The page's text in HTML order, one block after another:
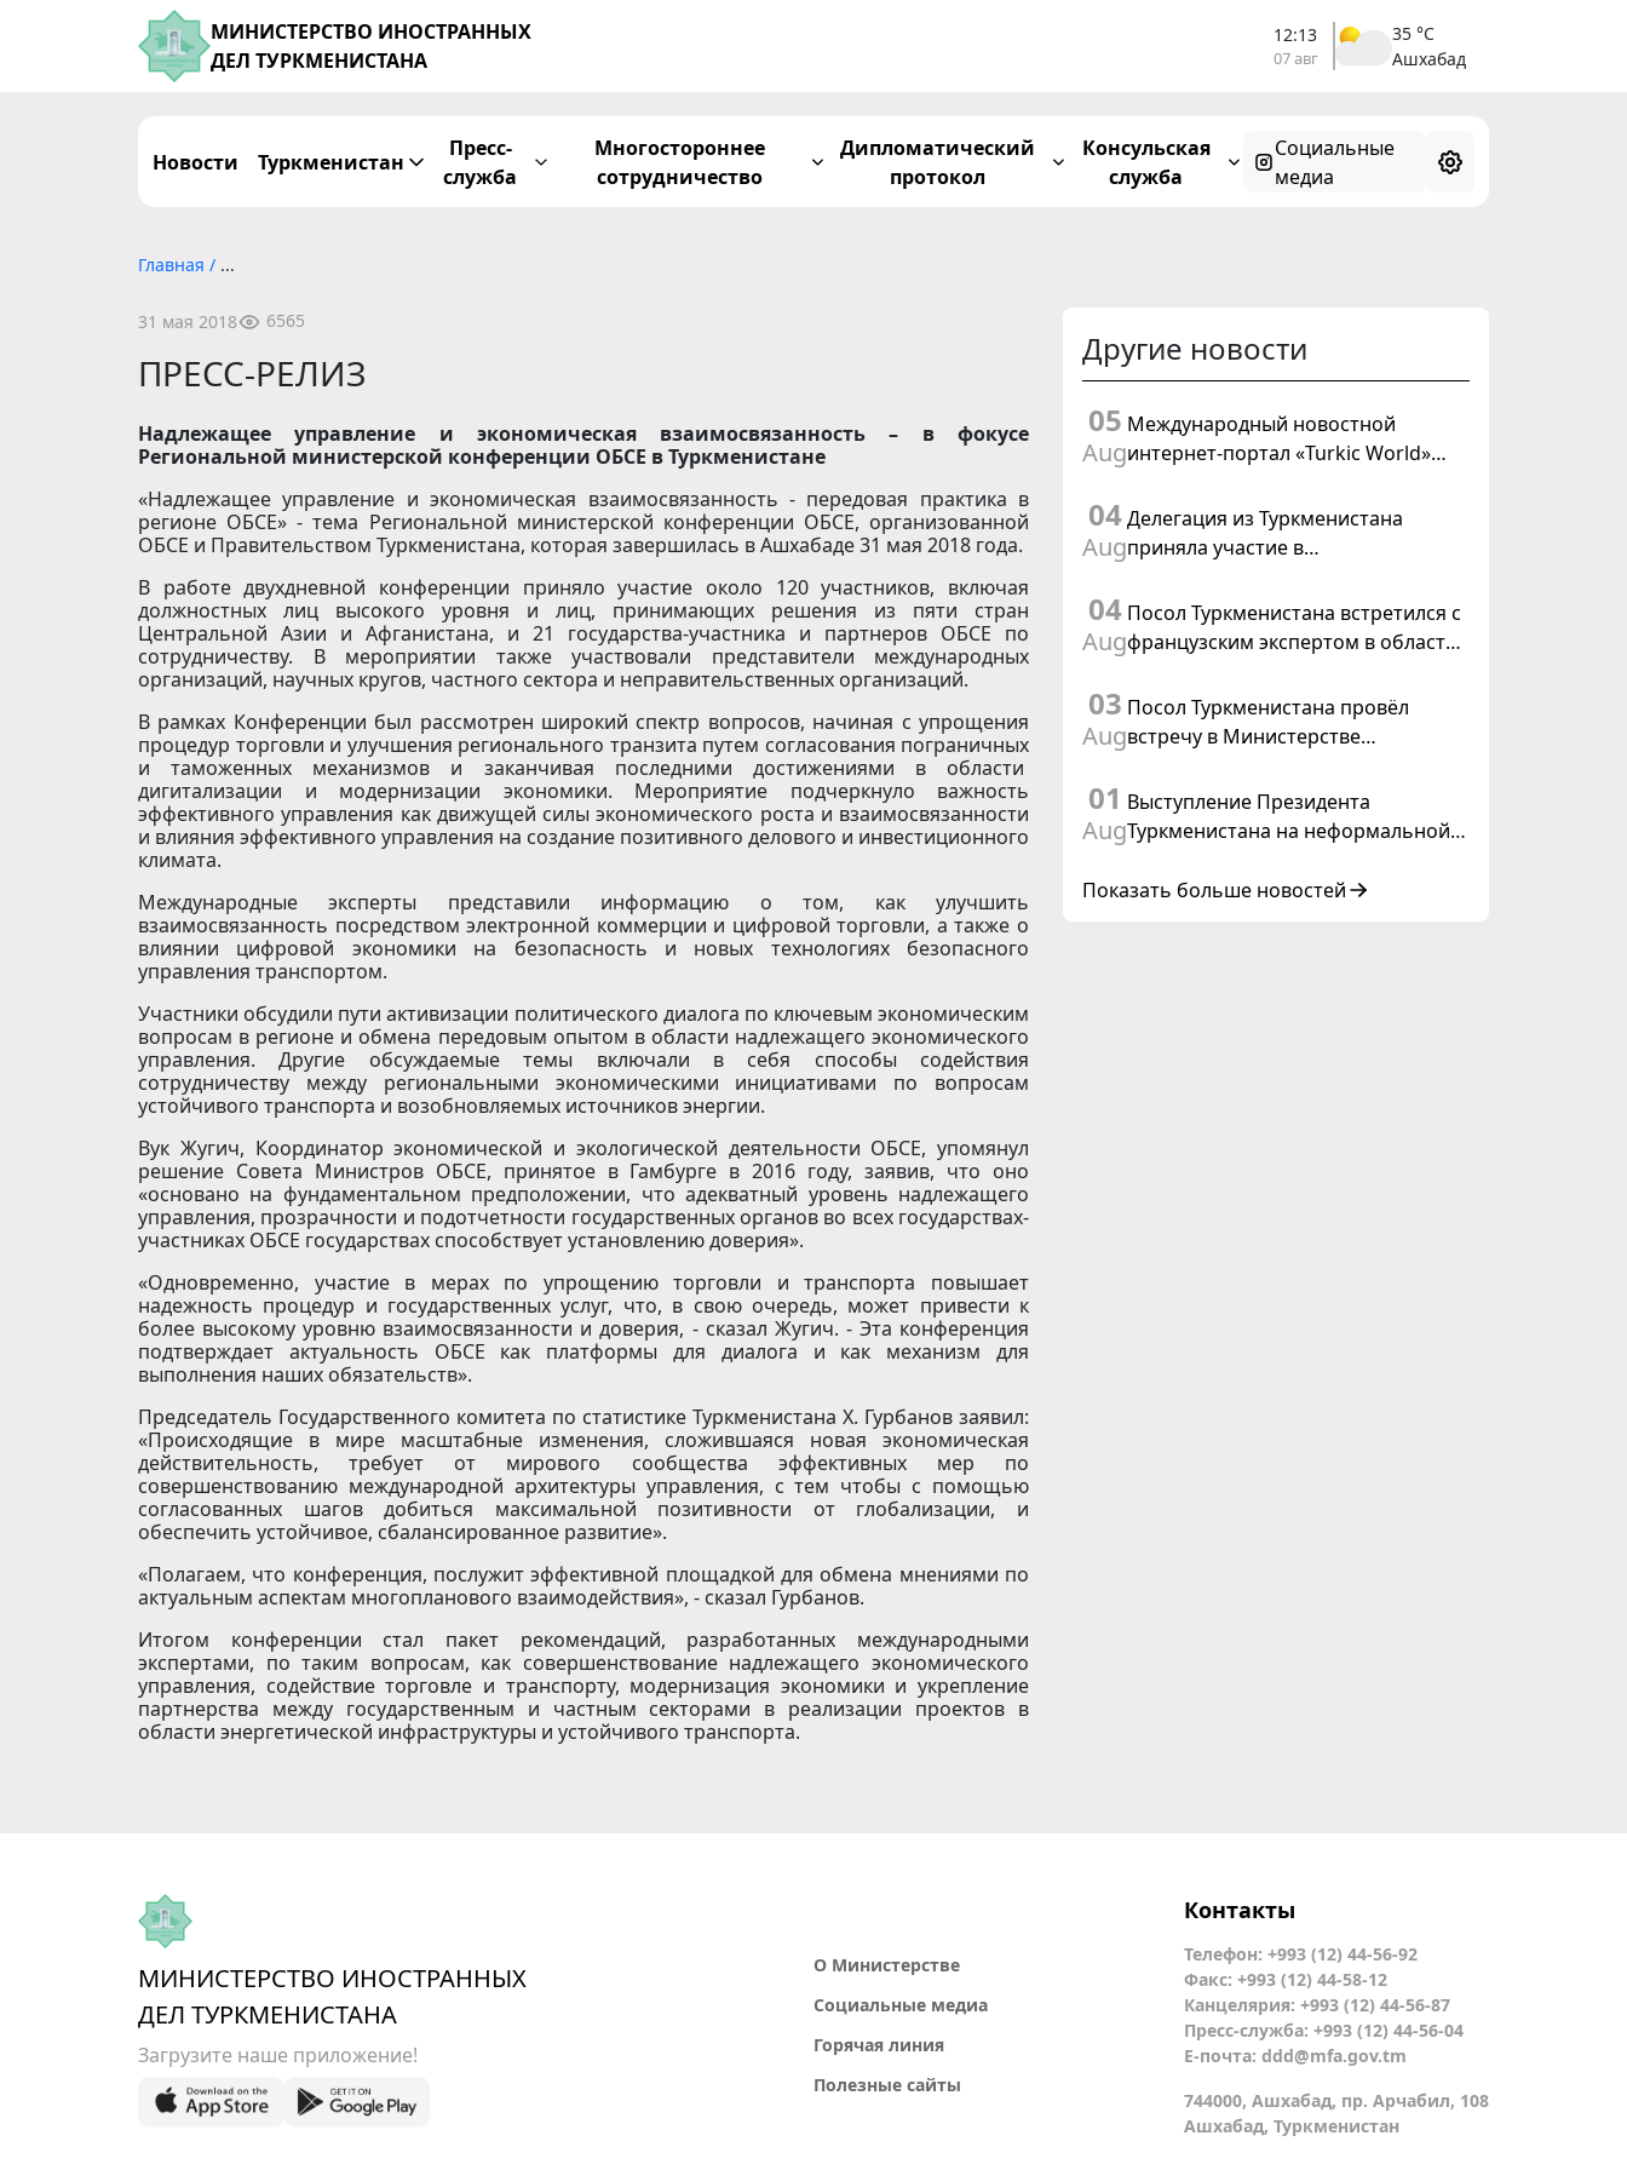
МИНИСТЕРСТВО ИНОСТРАННЫХ
ДЕЛ ТУРКМЕНИСТАНА
12:13
07 авг
35 °C
Ашхабад
Новости Туркменистан
Пресс-
служба
Многостороннее
сотрудничество
Дипломатический
протокол
Консульская
служба
Социальные
медиа
Главная / ...
31 мая 2018 6565
ПРЕСС-РЕЛИЗ
Надлежащее управление и экономическая взаимосвязанность – в фокусе
Региональной министерской конференции ОБСЕ в Туркменистане
«Надлежащее управление и экономическая взаимосвязанность - передовая практика в
регионе ОБСЕ» - тема Региональной министерской конференции ОБСЕ, организованной
ОБСЕ и Правительством Туркменистана, которая завершилась в Ашхабаде 31 мая 2018 года.
В работе двухдневной конференции приняло участие около 120 участников, включая
должностных лиц высокого уровня и лиц, принимающих решения из пяти стран
Центральной Азии и Афганистана, и 21 государства-участника и партнеров ОБСЕ по
сотрудничеству. В мероприятии также участвовали представители международных
организаций, научных кругов, частного сектора и неправительственных организаций.
В рамках Конференции был рассмотрен широкий спектр вопросов, начиная с упрощения
процедур торговли и улучшения регионального транзита путем согласования пограничных
и таможенных механизмов и заканчивая последними достижениями в области
дигитализации и модернизации экономики. Мероприятие подчеркнуло важность
эффективного управления как движущей силы экономического роста и взаимосвязанности
и влияния эффективного управления на создание позитивного делового и инвестиционного
климата.
Международные эксперты представили информацию о том, как улучшить
взаимосвязанность посредством электронной коммерции и цифровой торговли, а также о
влиянии цифровой экономики на безопасность и новых технологиях безопасного
управления транспортом.
Участники обсудили пути активизации политического диалога по ключевым экономическим
вопросам в регионе и обмена передовым опытом в области надлежащего экономического
управления. Другие обсуждаемые темы включали в себя способы содействия
сотрудничеству между региональными экономическими инициативами по вопросам
устойчивого транспорта и возобновляемых источников энергии.
Вук Жугич, Координатор экономической и экологической деятельности ОБСЕ, упомянул
решение Совета Министров ОБСЕ, принятое в Гамбурге в 2016 году, заявив, что оно
«основано на фундаментальном предположении, что адекватный уровень надлежащего
управления, прозрачности и подотчетности государственных органов во всех государствах-
участниках ОБСЕ государствах способствует установлению доверия».
«Одновременно, участие в мерах по упрощению торговли и транспорта повышает
надежность процедур и государственных услуг, что, в свою очередь, может привести к
более высокому уровню взаимосвязанности и доверия, - сказал Жугич. - Эта конференция
подтверждает актуальность ОБСЕ как платформы для диалога и как механизм для
выполнения наших обязательств».
Председатель Государственного комитета по статистике Туркменистана Х. Гурбанов заявил:
«Происходящие в мире масштабные изменения, сложившаяся новая экономическая
действительность, требует от мирового сообщества эффективных мер по
совершенствованию международной архитектуры управления, с тем чтобы с помощью
согласованных шагов добиться максимальной позитивности от глобализации, и
обеспечить устойчивое, сбалансированное развитие».
«Полагаем, что конференция, послужит эффективной площадкой для обмена мнениями по
актуальным аспектам многопланового взаимодействия», - сказал Гурбанов.
Итогом конференции стал пакет рекомендаций, разработанных международными
экспертами, по таким вопросам, как совершенствование надлежащего экономического
управления, содействие торговле и транспорту, модернизация экономики и укрепление
партнерства между государственным и частным секторами в реализации проектов в
области энергетической инфраструктуры и устойчивого транспорта.
Другие новости
05
Aug
Международный новостной
интернет-портал «Turkic World»
подготовки и проведения
заседания Халк Маслахаты
04
Aug
Делегация из Туркменистана
приняла участие в
цифровому коридору CAREC в
Исламабаде
04
Aug
Посол Туркменистана встретился с
французским экспертом в области
03
Aug
Посол Туркменистана провёл
встречу в Министерстве
01
Aug
Выступление Президента
Туркменистана на неформальной
государств Центральной Азии и
Показать больше новостей
МИНИСТЕРСТВО ИНОСТРАННЫХ
ДЕЛ ТУРКМЕНИСТАНА
Загрузите наше приложение!
О Министерстве
Социальные медиа
Горячая линия
Полезные сайты
Контакты
Телефон: +993 (12) 44-56-92
Факс: +993 (12) 44-58-12
Канцелярия: +993 (12) 44-56-87
Пресс-служба: +993 (12) 44-56-04
Е-почта: ddd@mfa.gov.tm
744000, Ашхабад, пр. Арчабил, 108
Ашхабад, Туркменистан